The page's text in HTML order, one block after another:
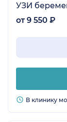
УЗИ
от 9 550 ₽
В клинику